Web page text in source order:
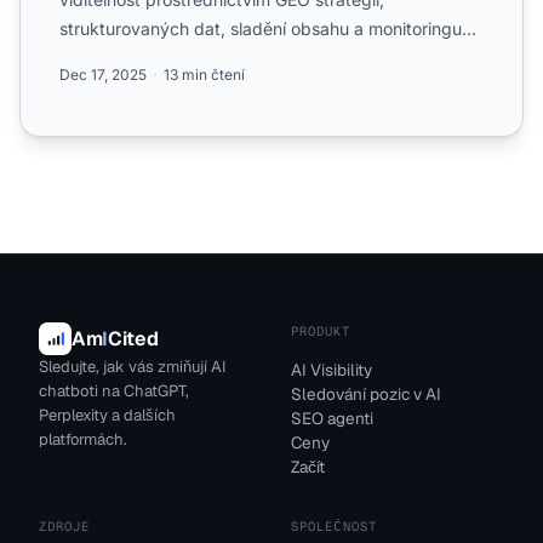
strukturovaných dat, sladění obsahu a monitoringu
Dec 17, 2025 13 min čtení
AmICited
Sledujte, jak vás zmiňují AI
chatboti na ChatGPT,
Perplexity a dalších
platformách.
PRODUKT
AI Visibility
Sledování pozic v AI
SEO agenti
Ceny
Začít
ZDROJE SPOLEČNOST